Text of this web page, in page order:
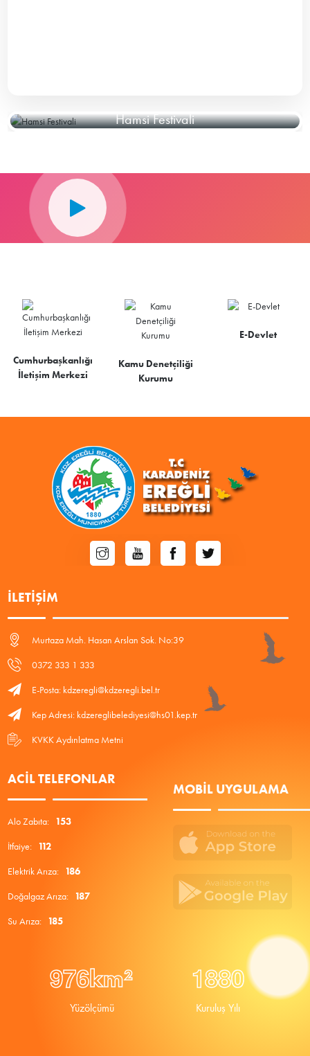
Hamsi Festivali
Cumhurbaşkanlığı
İletişim Merkezi
Kamu Denetçiliği
Kurumu
E-Devlet
İLETIŞIM
Murtaza Mah. Hasan Arslan Sok. No:39
0372 333 1 333
E-Posta: kdzeregli@kdzeregli.bel.tr
Kep Adresi: kdzereglibelediyesi@hs01.kep.tr
KVKK Aydınlatma Metni
ACIL TELEFONLAR
Alo Zabıta: 153
İtfaiye: 112
Elektrik Arıza: 186
Doğalgaz Arıza: 187
Su Arıza: 185
MOBIL UYGULAMA
976km²
Yüzölçümü
1880
Kuruluş Yılı